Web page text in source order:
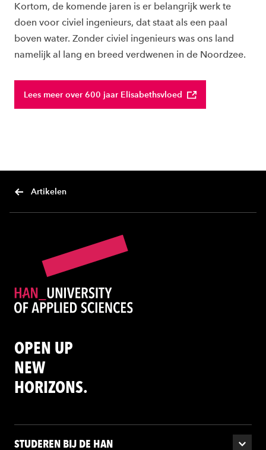
Kortom, de komende jaren is er belangrijk werk te
doen voor civiel ingenieurs, dat staat als een paal
boven water. Zonder civiel ingenieurs was ons land
namelijk al lang en breed verdwenen in de Noordzee.
Lees meer over 600 jaar Elisabethsvloed
Artikelen
OPEN UP
NEW
HORIZONS.
STUDEREN BIJ DE HAN